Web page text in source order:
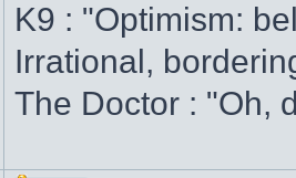
K9 : "Optimism:
Irrational,
The Doctor : "Oh,